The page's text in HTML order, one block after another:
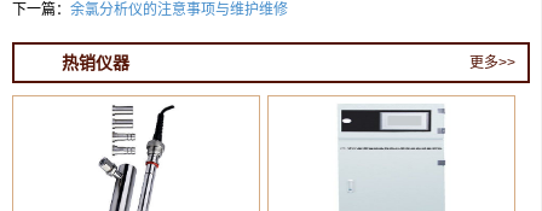
下一篇： 余氯分析仪的注意事项与维护维修
更多>>
热销仪器